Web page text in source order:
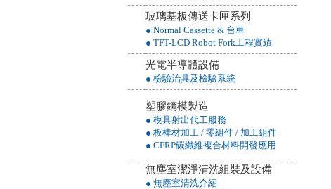
玻璃基板傳送卡匣系列
● Normal Cassette & 台車
● TFT-LCD Robot Fork工程實績
光電半導體設備
● 檢驗治具及檢驗系統
塑膠鋼模製造
● 模具射出代工服務
● 板棒材加工 / 零組件 / 加工組件
● CFRP碳纖維複合材料開發應用
無塵室潔淨清洗組裝及設備
● 無塵室清洗介紹